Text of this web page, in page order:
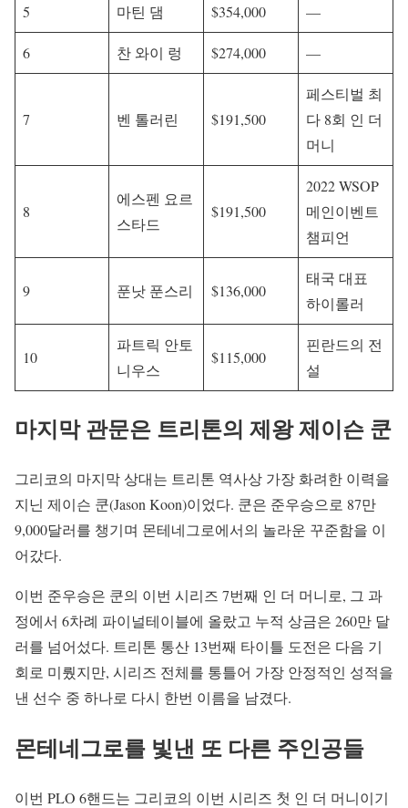
5 마틴 댐 $354,000 —
6 찬 와이 렁 $274,000 —
7 벤 톨러린 $191,500
페스티벌 최
다 8회 인 더
머니
8
에스펜 요르
스타드
$191,500
2022 WSOP
메인이벤트
챔피언
9 푼낫 푼스리 $136,000
태국 대표
하이롤러
10
파트릭 안토
니우스
$115,000
핀란드의 전
설
마지막 관문은 트리톤의 제왕 제이슨 쿤
그리코의 마지막 상대는 트리톤 역사상 가장 화려한 이력을
지닌 제이슨 쿤(Jason Koon)이었다. 쿤은 준우승으로 87만
9,000달러를 챙기며 몬테네그로에서의 놀라운 꾸준함을 이
어갔다.
이번 준우승은 쿤의 이번 시리즈 7번째 인 더 머니로, 그 과
정에서 6차례 파이널테이블에 올랐고 누적 상금은 260만 달
러를 넘어섰다. 트리톤 통산 13번째 타이틀 도전은 다음 기
회로 미뤘지만, 시리즈 전체를 통틀어 가장 안정적인 성적을
낸 선수 중 하나로 다시 한번 이름을 남겼다.
몬테네그로를 빛낸 또 다른 주인공들
이번 PLO 6핸드는 그리코의 이번 시리즈 첫 인 더 머니이기